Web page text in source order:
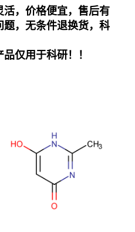
活，价格便宜， 售后有
题，无条件退换货， 科
品仅用于科研！！